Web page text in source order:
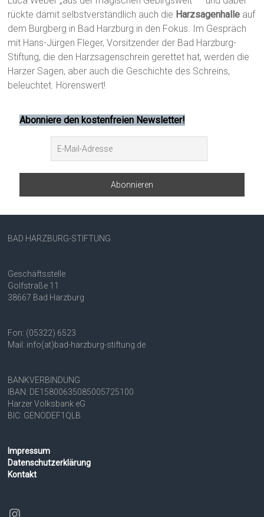
rückte damit selbstverständlich auch die Harzsagenhalle auf
dem Burgberg in Bad Harzburg in den Fokus. Im Gespräch
mit Hans-Jürgen Fleger, Vorsitzender der Bad Harzburg-
Stiftung, die den Harzsagenschrein gerettet hat, werden die
Harzer Sagen, aber auch die Geschichte des Schreins,
beleuchtet. Hörenswert!
Abonniere den kostenfreien Newsletter!
BAD HARZBURG-STIFTUNG
Geschäftsstelle
Golfstraße 11
38667 Bad Harzburg
Fon: (05322) 6523
Mail: info(at)bad-harzburg-stiftung.de
BANKVERBINDUNG
IBAN: DE15800635085005725100
Harzer Volksbank eG
BIC: GENODEF1QLB
Impressum
Datenschutzerklärung
Kontakt
Instagram